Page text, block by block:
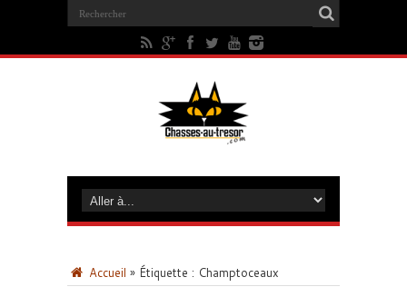
Accueil » Étiquette : Champtoceaux